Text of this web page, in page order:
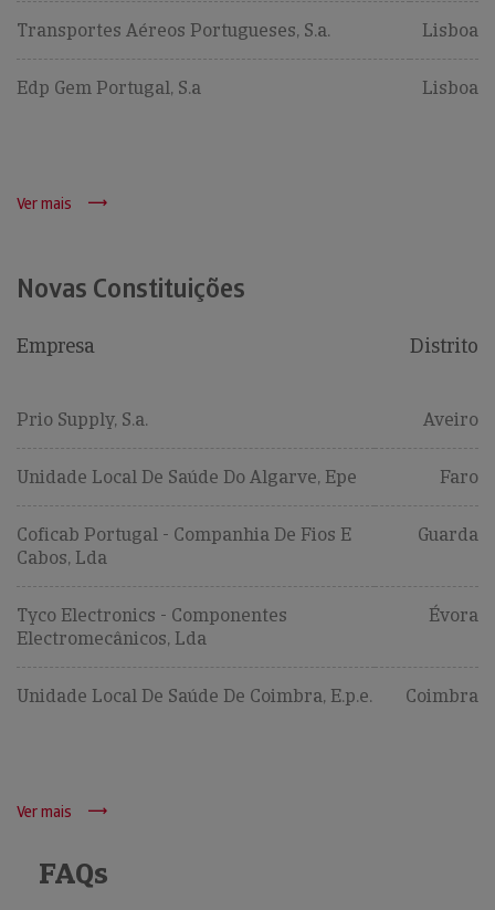
Transportes Aéreos Portugueses, S.a. Lisboa
Edp Gem Portugal, S.a Lisboa
Ver mais
Novas Constituições
Empresa Distrito
Prio Supply, S.a. Aveiro
Unidade Local De Saúde Do Algarve, Epe Faro
Coficab Portugal - Companhia De Fios E
Cabos, Lda
Guarda
Tyco Electronics - Componentes
Electromecânicos, Lda
Évora
Unidade Local De Saúde De Coimbra, E.p.e. Coimbra
Ver mais
FAQs